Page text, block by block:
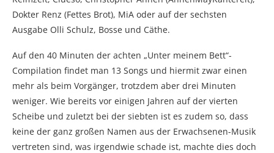
Dokter Renz (Fettes Brot), MiA oder auf der sechsten
Ausgabe Olli Schulz, Bosse und Cäthe.
Auf den 40 Minuten der achten „Unter meinem Bett“-
Compilation findet man 13 Songs und hiermit zwar einen
mehr als beim Vorgänger, trotzdem aber drei Minuten
weniger. Wie bereits vor einigen Jahren auf der vierten
Scheibe und zuletzt bei der siebten ist es zudem so, dass
keine der ganz großen Namen aus der Erwachsenen-Musik
vertreten sind, was irgendwie schade ist, machte dies doch